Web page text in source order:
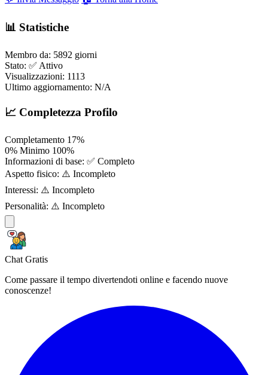
📊 Statistiche
Membro da: 5892 giorni
Stato: ✅ Attivo
Visualizzazioni: 1113
Ultimo aggiornamento: N/A
📈 Completezza Profilo
Completamento 17%
0% Minimo 100%
Informazioni di base: ✅ Completo
Aspetto fisico: ⚠️ Incompleto
Interessi: ⚠️ Incompleto
Personalità: ⚠️ Incompleto
Chat Gratis
Come passare il tempo divertendoti online e facendo nuove
conoscenze!